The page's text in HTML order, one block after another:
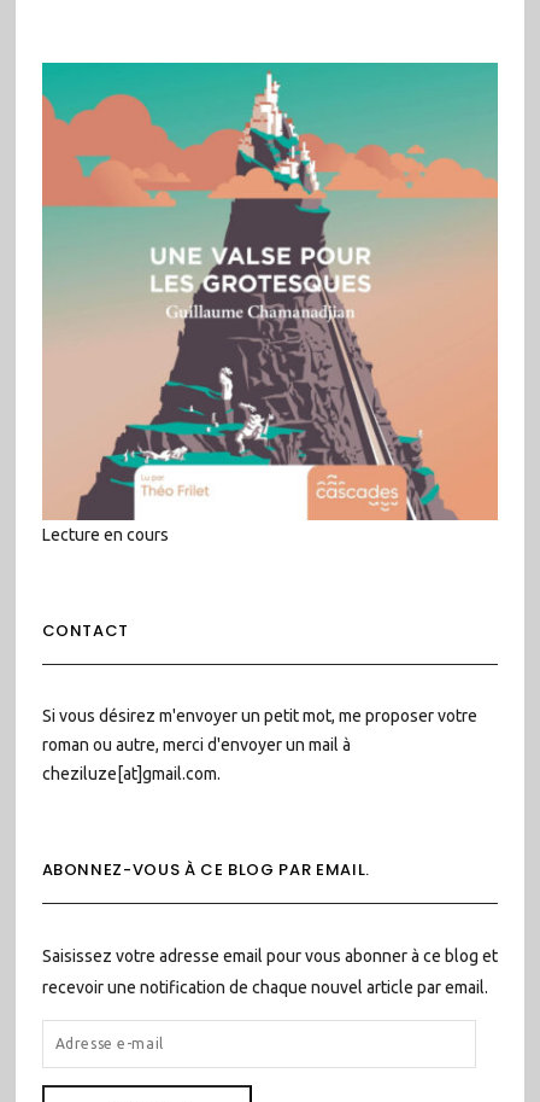
Lecture en cours
CONTACT
Si vous désirez m'envoyer un petit mot, me proposer votre
roman ou autre, merci d'envoyer un mail à
cheziluze[at]gmail.com.
ABONNEZ-VOUS À CE BLOG PAR EMAIL.
Saisissez votre adresse email pour vous abonner à ce blog et
recevoir une notification de chaque nouvel article par email.
ADRESSE
E-